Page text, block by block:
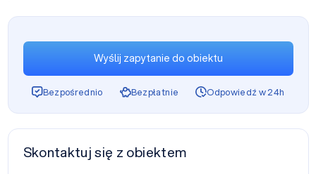
Wyślij zapytanie do obiektu
Bezpośrednio Bezpłatnie Odpowiedź w 24h
Skontaktuj się z obiektem